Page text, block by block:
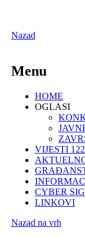
Nazad
Menu
HOME
OGLASI
VIJESTI
CYBER
LINKOVI
Nazad na vrh